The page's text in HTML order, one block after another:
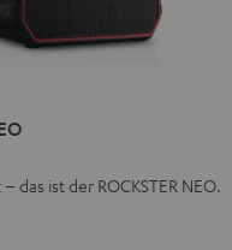
– das ist der ROCKSTER NEO.